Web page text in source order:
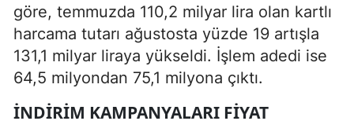
göre, temmuzda 110,2 milyar lira olan kartlı
harcama tutarı ağustosta yüzde 19 artışla
131,1 milyar liraya yükseldi. İşlem adedi ise
64,5 milyondan 75,1 milyona çıktı.
İNDIRIM KAMPANYALARI FIYAT